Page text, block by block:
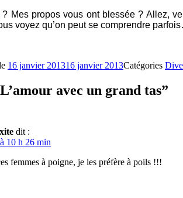
? Mes propos vous ont blessée ? Allez,
voyez qu’on peut se comprendre
16 janvier 201316 janvier 2013Catégories
avec un grand tas”
dit :
10 h 26 min
femmes à poigne, je les préfère à poils !!!